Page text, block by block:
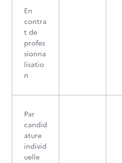
En
contra
t de
profes
sionna
lisatio
n
Par
candid
ature
individ
uelle